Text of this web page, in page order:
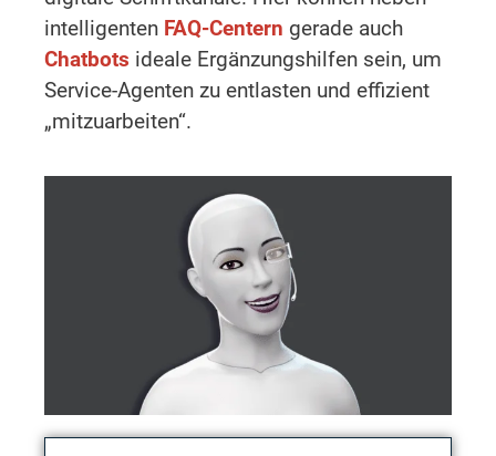
intelligenten FAQ-Centern gerade auch
Chatbots ideale Ergänzungshilfen sein, um
Service-Agenten zu entlasten und effizient
„mitzuarbeiten“.